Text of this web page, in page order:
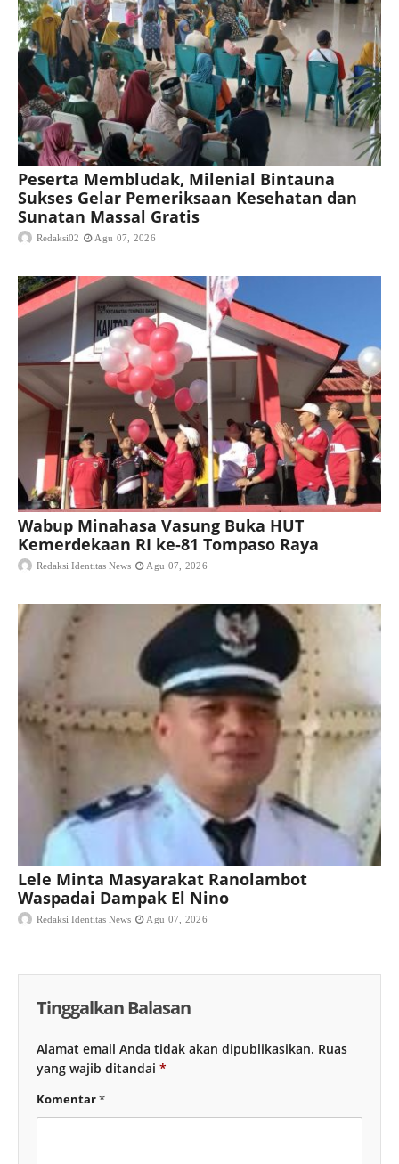
Peserta Membludak, Milenial Bintauna
Sukses Gelar Pemeriksaan Kesehatan dan
Sunatan Massal Gratis
Redaksi02 Agu 07, 2026
Wabup Minahasa Vasung Buka HUT
Kemerdekaan RI ke-81 Tompaso Raya
Redaksi Identitas News Agu 07, 2026
Lele Minta Masyarakat Ranolambot
Waspadai Dampak El Nino
Redaksi Identitas News Agu 07, 2026
Tinggalkan Balasan
Alamat email Anda tidak akan dipublikasikan. Ruas
yang wajib ditandai *
Komentar*